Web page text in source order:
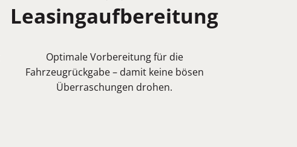
Leasingaufbereitung
Optimale Vorbereitung für die
Fahrzeugrückgabe – damit keine bösen
Überraschungen drohen.